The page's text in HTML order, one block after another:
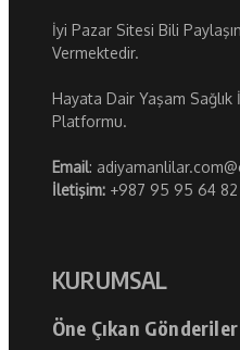
İyi Pazar Sitesi Bili
Vermektedir.
Hayata Dair Yaşam Sağlık
Platformu.
Email:
İletişim: +987 95 95 64 82
KURUMSAL
Öne Çıkan Gönderiler